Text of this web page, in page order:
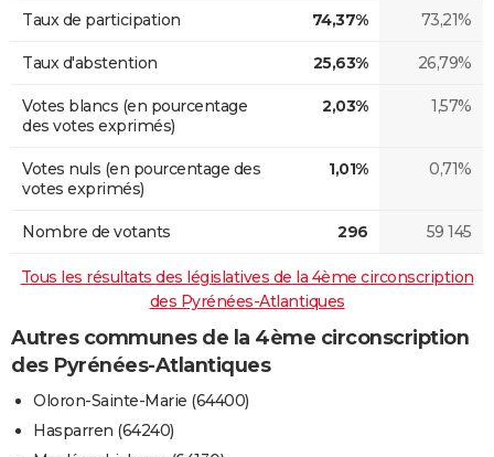
Taux de participation 74,37% 73,21%
Taux d'abstention 25,63% 26,79%
Votes blancs (en pourcentage
des votes exprimés)
2,03% 1,57%
Votes nuls (en pourcentage des
votes exprimés)
1,01% 0,71%
Nombre de votants 296 59 145
Tous les résultats des législatives de la 4ème circonscription
des Pyrénées-Atlantiques
Autres communes de la 4ème circonscription
des Pyrénées-Atlantiques
Oloron-Sainte-Marie (64400)
Hasparren (64240)